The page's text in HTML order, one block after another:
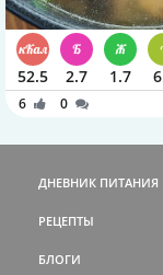
52.5 2.7 1.7
6 0
ДНЕВНИК ПИТАНИЯ
РЕЦЕПТЫ
БЛОГИ